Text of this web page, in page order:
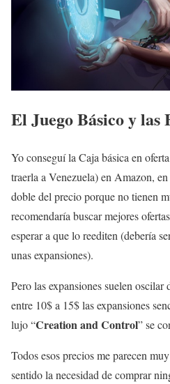
El Juego Básico y las
Yo conseguí la Caja básica en
traerla a Venezuela) en Amazon,
doble del precio porque no tienen
recomendaría buscar mejores
esperar a que lo reediten (debería
unas expansiones).
Pero las expansiones suelen
entre 10$ a 15$ las expansiones
lujo “Creation and Control” se
Todos esos precios me parecen
sentido la necesidad de comprar